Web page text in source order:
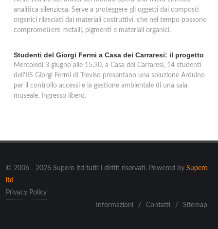
analitica silenziosa. Serve a proteggere gli oggetti dai composti
organici rilasciati dai materiali costruttivi, che nel tempo possono
compromettere metalli, pigmenti e materiali organici.
Studenti del Giorgi Fermi a Casa dei Carraresi: il progetto
Mercoledì 3 giugno alle 15.30, a Casa dei Carraresi, 14 studenti
dell'IIS Giorgi Fermi di Treviso presentano una soluzione Arduino
per il controllo accessi e la gestione ambientale di una sala
museale. Ingresso libero.
© 2006 - 2026 Supero ltd tutti i diritti riservati. Powered by Supero
ltd
Privacy Policy
Informazioni
/ Contatti / Sitemap